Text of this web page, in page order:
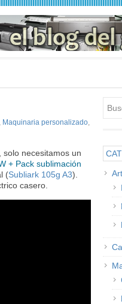
, Maquinaria personalizado,
necesitamos un
+ Pack sublimación
(Subliark 105g A3).
casero.